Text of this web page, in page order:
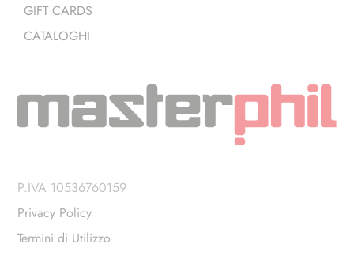
GIFT CARDS
CATALOGHI
P.IVA 10536760159
Privacy Policy
Termini di Utilizzo